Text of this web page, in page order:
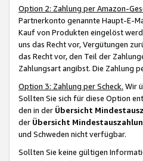
Option 2: Zahlung per Amazon-
Partnerkonto genannte Haupt-E-
Kauf von Produkten eingelöst
uns das Recht vor, Vergütungen
das Recht vor, den Teil der
Zahlungsart angibst. Die Zahlung
Option 3: Zahlung per Scheck. Wir
Sollten Sie sich für diese Option
den in der Übersicht
der Übersicht
und Schweden nicht verfügbar.
Sollten Sie keine gültigen